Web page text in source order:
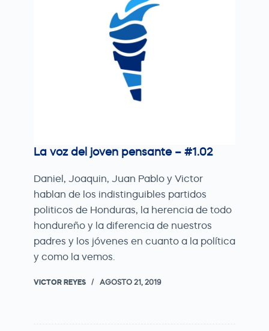
La voz del joven pensante – #1.02
Daniel, Joaquin, Juan Pablo y Victor
hablan de los indistinguibles partidos
politicos de Honduras, la herencia de todo
hondureño y la diferencia de nuestros
padres y los jóvenes en cuanto a la política
y como la vemos.
VICTOR REYES AGOSTO 21, 2019